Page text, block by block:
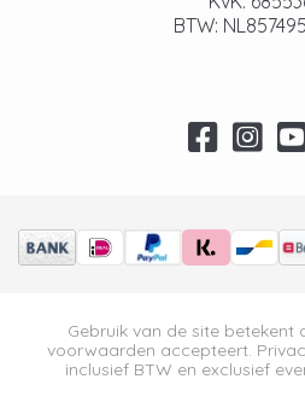
BTW:
Gebruik van de site betekent
voorwaarden accepteert.
inclusief BTW en exclusief